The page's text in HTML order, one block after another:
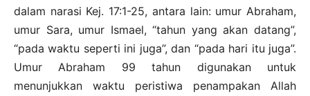
dalam narasi Kej. 17:1-25, antara lain: umur Abraham,
umur Sara, umur Ismael, “tahun yang akan datang”,
“pada waktu seperti ini juga”, dan “pada hari itu juga”.
Umur Abraham 99 tahun digunakan untuk
menunjukkan waktu peristiwa penampakan Allah